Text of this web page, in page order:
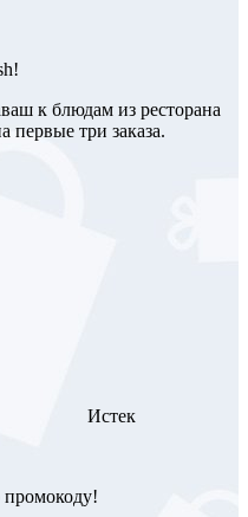
к блюдам из ресторана
первые три заказа.
Истек
промокоду!